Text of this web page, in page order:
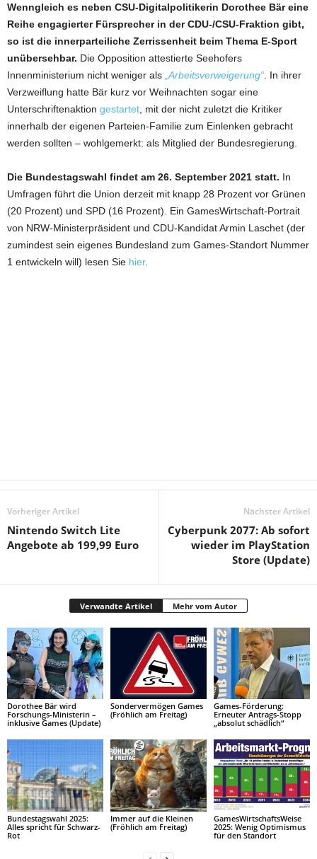
Wenngleich es neben CSU-Digitalpolitikerin Dorothee Bär eine
Reihe engagierter Fürsprecher in der CDU-/CSU-Fraktion gibt,
so ist die innerparteiliche Zerrissenheit beim Thema E-Sport
unübersehbar. Die Opposition attestierte Seehofers
Innenministerium nicht weniger als „Arbeitsverweigerung“ . In ihrer
Verzweiflung hatte Bär kurz vor Weihnachten sogar eine
Unterschriftenaktion gestartet , mit der nicht zuletzt die Kritiker
innerhalb der eigenen Parteien-Familie zum Einlenken gebracht
werden sollten – wohlgemerkt: als Mitglied der Bundesregierung.
Die Bundestagswahl findet am 26. September 2021 statt. In
Umfragen führt die Union derzeit mit knapp 28 Prozent vor Grünen
(20 Prozent) und SPD (16 Prozent). Ein GamesWirtschaft-Portrait
von NRW-Ministerpräsident und CDU-Kandidat Armin Laschet (der
zumindest sein eigenes Bundesland zum Games-Standort Nummer
1 entwickeln will) lesen Sie hier.
Vorheriger Artikel
Nintendo Switch Lite
Angebote ab 199,99 Euro
Nächster Artikel
Cyberpunk 2077: Ab sofort
wieder im PlayStation
Store (Update)
Verwandte Artikel Mehr vom Autor
Dorothee Bär wird
Forschungs-Ministerin –
inklusive Games (Update)
Sondervermögen Games
(Fröhlich am Freitag)
Games-Förderung:
Erneuter Antrags-Stopp
„absolut schädlich“
Bundestagswahl 2025:
Alles spricht für Schwarz-
Rot
Immer auf die Kleinen
(Fröhlich am Freitag)
GamesWirtschaftsWeise
2025: Wenig Optimismus
für den Standort